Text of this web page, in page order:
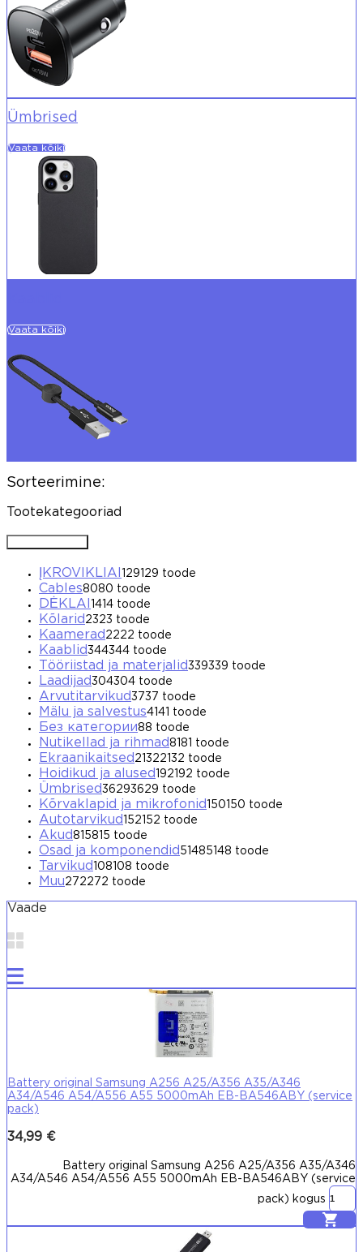
Ümbrised
Vaata kõiki
Vaata kõiki
Sorteerimine:
Tootekategooriad
ĮKROVIKLIAI 129 129 toode
Cables8080 toode
DĖKLAI 14 14 toode
Kõlarid 2323 toode
Kaamerad 2222 toode
Kaablid344344 toode
Tööriistad ja materjalid339339 toode
Laadijad304304 toode
Arvutitarvikud3737 toode
Mälu ja salvestus41 41 toode
Без категории88 toode
Nutikellad ja rihmad 81 81 toode
Ekraanikaitsed 21322132 toode
Hoidikud ja alused 192 192 toode
Ümbrised36293629 toode
Kõrvaklapid ja mikrofonid 150 150 toode
Autotarvikud 152 152 toode
Akud 815815 toode
Osad ja komponendid 51485148 toode
Tarvikud 108 108 toode
Muu272272 toode
Vaade
Battery original Samsung A256 A25/A356 A35/A346
A34/A546 A54/A556 A55 5000mAh EB-BA546ABY (service
pack)
34,99 €
Battery original Samsung A256 A25/A356 A35/A346
A34/A546 A54/A556 A55 5000mAh EB-BA546ABY (service
pack) kogus
Lisa korvi